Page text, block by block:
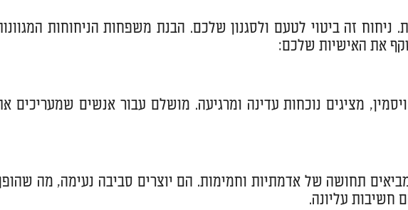
זה ביטוי לטעם ולסגנון שלכם. הבנת משפחות הניחוחות
את האישיות שלכם:
מציגים נוכחות עדינה ומרגיעה. מושלם עבור אנשים שמעריכים
תחושה של אדמתיות וחמימות. הם יוצרים סביבה נעימה, מה
חשיבות עליונה.